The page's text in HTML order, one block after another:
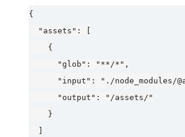
{
  "assets": [
    {
      "glob": "**/*",
"input": "./node_modules/
      "output": "/assets/"
    }